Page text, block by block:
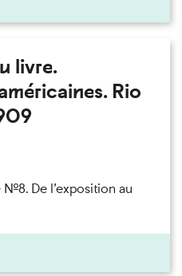
livre.
Rio
De l’exposition au